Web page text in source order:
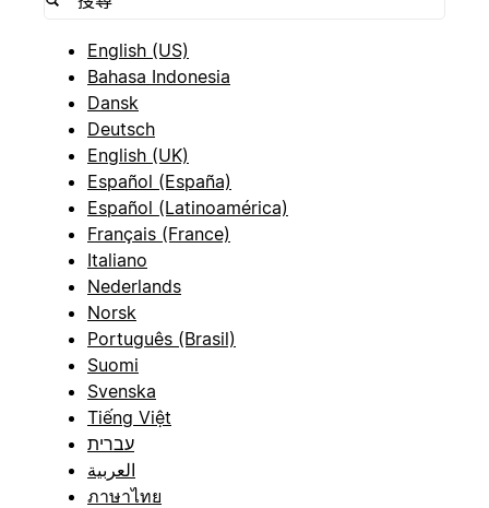
English (US)
Bahasa Indonesia
Dansk
Deutsch
English (UK)
Español (España)
Español (Latinoamérica)
Français (France)
Italiano
Nederlands
Norsk
Português (Brasil)
Suomi
Svenska
Tiếng Việt
עברית
العربية
ภาษาไทย